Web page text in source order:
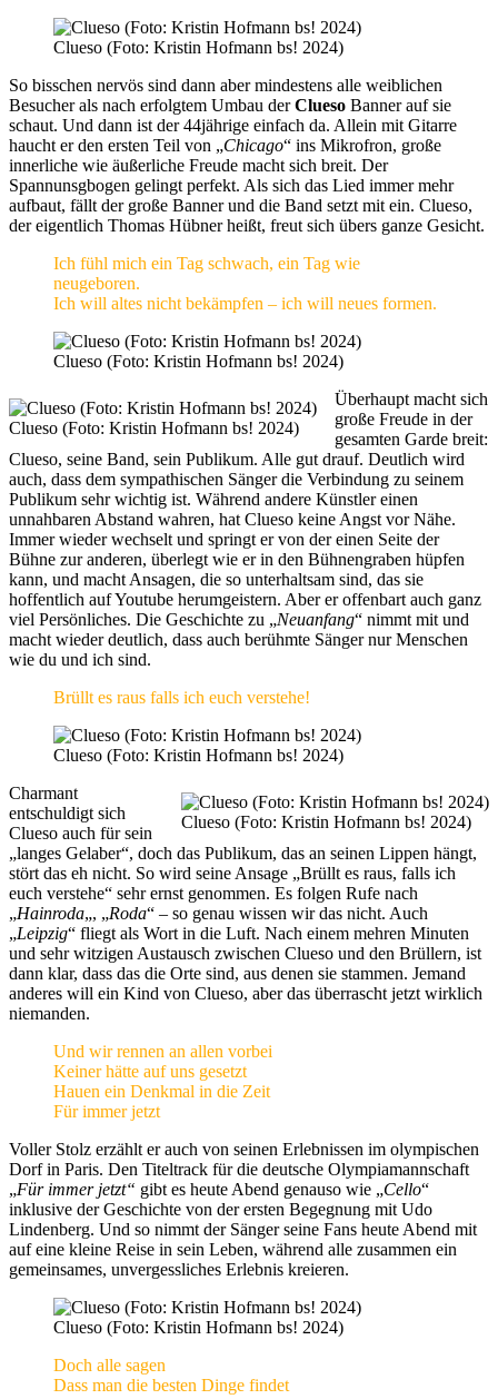
Clueso (Foto: Kristin Hofmann bs! 2024)
So bisschen nervös sind dann aber mindestens alle weiblichen
Besucher als nach erfolgtem Umbau derClueso Banner auf sie
schaut. Und dann ist der 44jährige einfach da. Allein mit Gitarre
haucht er den ersten Teil von „Chicago“ ins Mikrofron, große
innerliche wie äußerliche Freude macht sich breit. Der
Spannunsgbogen gelingt perfekt. Als sich das Lied immer mehr
aufbaut, fällt der große Banner und die Band setzt mit ein. Clueso,
der eigentlich Thomas Hübner heißt, freut sich übers ganze Gesicht.
Ich fühl mich ein Tag schwach, ein Tag wie
neugeboren.
Ich will altes nicht bekämpfen – ich will neues formen.
Clueso (Foto: Kristin Hofmann bs! 2024)
Clueso (Foto: Kristin Hofmann bs! 2024)
Überhaupt macht sich
große Freude in der
gesamten Garde breit:
Clueso, seine Band, sein Publikum. Alle gut drauf. Deutlich wird
auch, dass dem sympathischen Sänger die Verbindung zu seinem
Publikum sehr wichtig ist. Während andere Künstler einen
unnahbaren Abstand wahren, hat Clueso keine Angst vor Nähe.
Immer wieder wechselt und springt er von der einen Seite der
Bühne zur anderen, überlegt wie er in den Bühnengraben hüpfen
kann, und macht Ansagen, die so unterhaltsam sind, das sie
hoffentlich auf Youtube herumgeistern. Aber er offenbart auch ganz
viel Persönliches. Die Geschichte zu „Neuanfang“ nimmt mit und
macht wieder deutlich, dass auch berühmte Sänger nur Menschen
wie du und ich sind.
Brüllt es raus falls ich euch verstehe!
Clueso (Foto: Kristin Hofmann bs! 2024)
Clueso (Foto: Kristin Hofmann bs! 2024)
Charmant
entschuldigt sich
Clueso auch für sein
„langes Gelaber“, doch das Publikum, das an seinen Lippen hängt,
stört das eh nicht. So wird seine Ansage „Brüllt es raus, falls ich
euch verstehe“ sehr ernst genommen. Es folgen Rufe nach
„Hainroda„, „Roda“ – so genau wissen wir das nicht. Auch
„Leipzig“ fliegt als Wort in die Luft. Nach einem mehren Minuten
und sehr witzigen Austausch zwischen Clueso und den Brüllern, ist
dann klar, dass das die Orte sind, aus denen sie stammen. Jemand
anderes will ein Kind von Clueso, aber das überrascht jetzt wirklich
niemanden.
Und wir rennen an allen vorbei
Keiner hätte auf uns gesetzt
Hauen ein Denkmal in die Zeit
Für immer jetzt
Voller Stolz erzählt er auch von seinen Erlebnissen im olympischen
Dorf in Paris. Den Titeltrack für die deutsche Olympiamannschaft
„Für immer jetzt“ gibt es heute Abend genauso wie „Cello“
inklusive der Geschichte von der ersten Begegnung mit Udo
Lindenberg. Und so nimmt der Sänger seine Fans heute Abend mit
auf eine kleine Reise in sein Leben, während alle zusammen ein
gemeinsames, unvergessliches Erlebnis kreieren.
Clueso (Foto: Kristin Hofmann bs! 2024)
Doch alle sagen
Dass man die besten Dinge findet